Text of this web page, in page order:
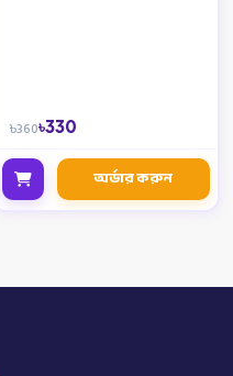
৳360৳330
অর্ডার করুন